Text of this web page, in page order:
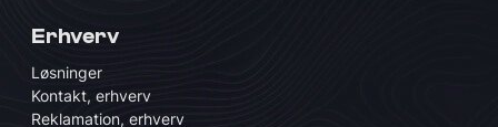
Erhverv
Løsninger
Kontakt, erhverv
Reklamation, erhverv